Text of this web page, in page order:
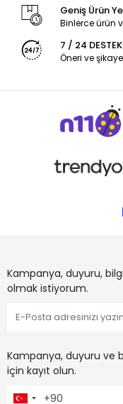
Geniş Ürün
Binlerce ürün
7 / 24 DESTEK
Öneri ve
Kampanya, duyuru,
olmak istiyorum.
Kampanya, duyuru ve
için kayıt olun.